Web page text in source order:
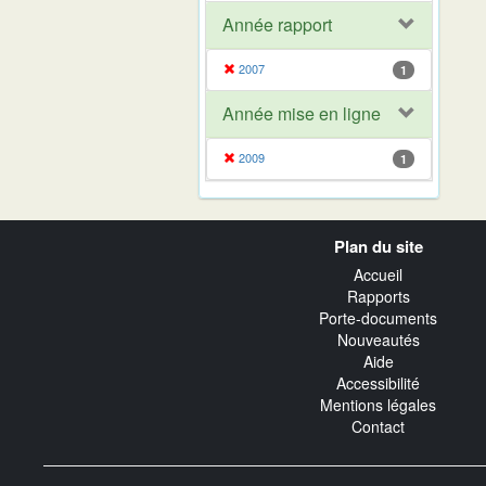
Année rapport
2007 1
Année mise en ligne
2009 1
Plan du site
Accueil
Rapports
Porte-documents
Nouveautés
Aide
Accessibilité
Mentions légales
Contact